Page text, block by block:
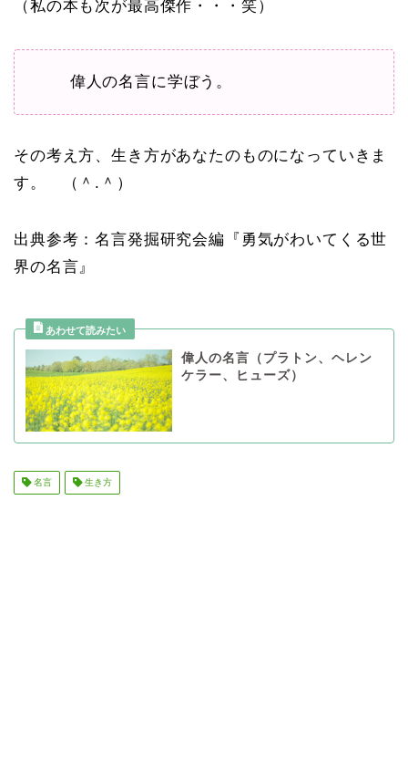
（私の本も次が最高傑作・・・笑）
偉人の名言に学ぼう。
その考え方、生き方があなたのものになっていきま
す。 （＾.＾）
出典参考：名言発掘研究会編『勇気がわいてくる世
界の名言』
偉人の名言（プラトン、ヘレン
ケラー、ヒューズ）
名言 生き方